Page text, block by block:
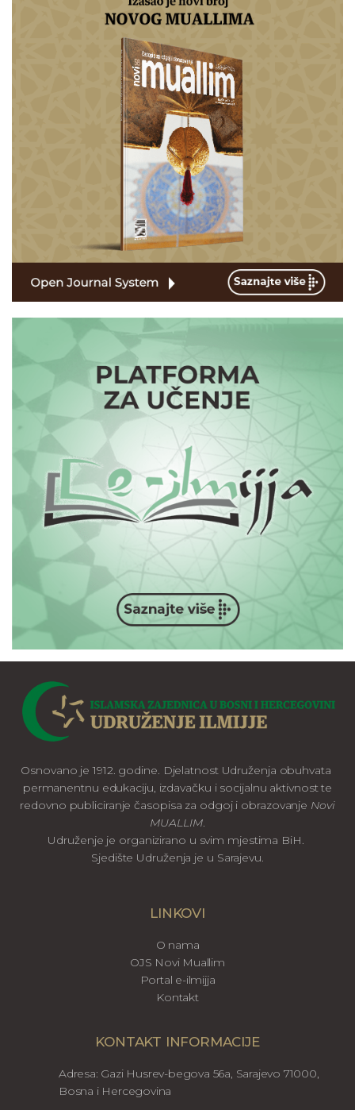
Osnovano je 1912. godine. Djelatnost Udruženja obuhvata
permanentnu edukaciju, izdavačku i socijalnu aktivnost te
redovno publiciranje časopisa za odgoj i obrazovanje Novi
MUALLIM.
Udruženje je organizirano u svim mjestima BiH.
Sjedište Udruženja je u Sarajevu.
LINKOVI
O nama
OJS Novi Muallim
Portal e-ilmijja
Kontakt
KONTAKT INFORMACIJE
Adresa: Gazi Husrev-begova 56a, Sarajevo 71000,
Bosna i Hercegovina